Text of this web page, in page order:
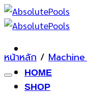
ข้าม
ไป
เนื้อหา
HOME
SHOP
หน้าหลัก /